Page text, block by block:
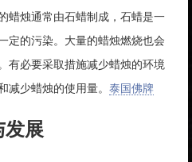
蜡烛通常由石蜡制成，石蜡是一
定的污染。大量的蜡烛燃烧也会
有必要采取措施减少蜡烛的环境
减少蜡烛的使用量。泰国佛牌
发展